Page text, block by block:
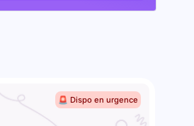
🚨 Dispo en urgence